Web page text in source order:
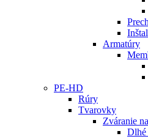
Armatúry
PE-HD
Rúry
Tvarovky
Zváranie